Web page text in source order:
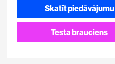
Skatīt piedāvājumu
Testa brauciens